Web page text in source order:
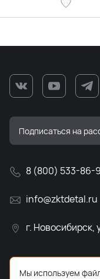
8 (800) 533-86-
info@zktdetal.ru
г. Новосибирск,
Мы используем